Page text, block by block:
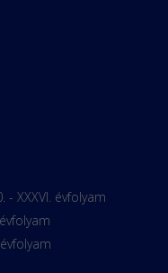
- XXXVI. évfolyam